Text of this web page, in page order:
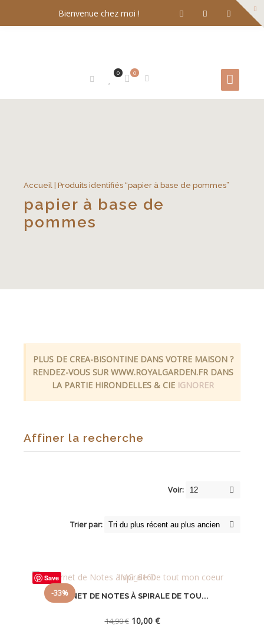
Bienvenue chez moi !
0
0
Accueil | Produits identifiés “papier à base de pommes”
papier à base de
pommes
PLUS DE CREA-BISONTINE DANS VOTRE MAISON ?
RENDEZ-VOUS SUR WWW.ROYALGARDEN.FR DANS
LA PARTIE HIRONDELLES & CIE IGNORER
Affiner la recherche
Voir:
Trier par:
Save
CARNET DE NOTES À SPIRALE DE TOU...
14,90€ Le
10,00 €Le
-33%